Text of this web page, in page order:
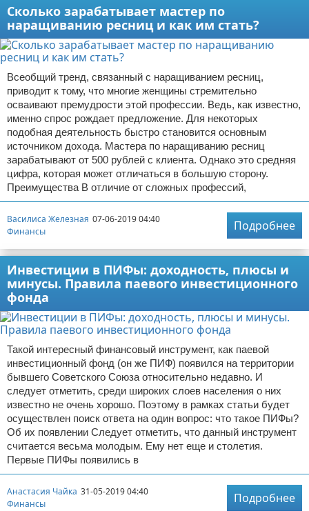
Сколько зарабатывает мастер по
наращиванию ресниц и как им стать?
Всеобщий тренд, связанный с наращиванием ресниц,
приводит к тому, что многие женщины стремительно
осваивают премудрости этой профессии. Ведь, как известно,
именно спрос рождает предложение. Для некоторых
подобная деятельность быстро становится основным
источником дохода. Мастера по наращиванию ресниц
зарабатывают от 500 рублей с клиента. Однако это средняя
цифра, которая может отличаться в большую сторону.
Преимущества В отличие от сложных профессий,
Василиса Железная 07-06-2019 04:40
Финансы
Подробнее
Инвестиции в ПИФы: доходность, плюсы и
минусы. Правила паевого инвестиционного
фонда
Такой интересный финансовый инструмент, как паевой
инвестиционный фонд (он же ПИФ) появился на территории
бывшего Советского Союза относительно недавно. И
следует отметить, среди широких слоев населения о них
известно не очень хорошо. Поэтому в рамках статьи будет
осуществлен поиск ответа на один вопрос: что такое ПИФы?
Об их появлении Следует отметить, что данный инструмент
считается весьма молодым. Ему нет еще и столетия.
Первые ПИФы появились в
Анастасия Чайка 31-05-2019 04:40
Финансы
Подробнее